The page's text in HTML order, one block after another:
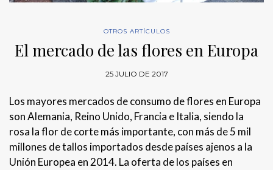
OTROS ARTÍCULOS
El mercado de las flores en Europa
25 JULIO DE 2017
Los mayores mercados de consumo de flores en Europa
son Alemania, Reino Unido, Francia e Italia, siendo la
rosa la flor de corte más importante, con más de 5 mil
millones de tallos importados desde países ajenos a la
Unión Europea en 2014. La oferta de los países en